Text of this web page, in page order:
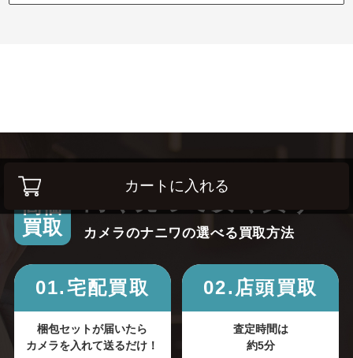
カートに入れる
高価
買取
カメラのナニワの選べる買取方法
01.宅配買取
梱包セットが届いたら
カメラを入れて送るだけ！
02.店頭買取
査定時間は
約5分